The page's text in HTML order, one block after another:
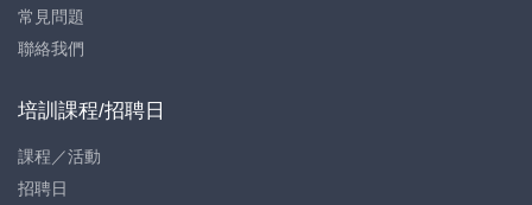
常見問題
聯絡我們
培訓課程/招聘日
課程／活動
招聘日